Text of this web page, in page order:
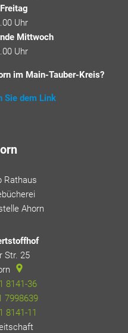
Uhr
Mittwoch
Uhr
im Main-Tauber-Kreis?
dem Link
Rathaus
Ahorn
Str. 25
8141-36
7998639
8141-11